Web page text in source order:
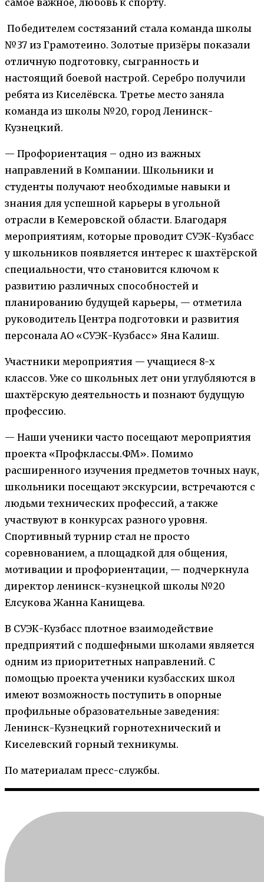
Победителем состязаний стала команда школы
№37 из Грамотеино. Золотые призёры показали
отличную подготовку, сыгранность и
настоящий боевой настрой. Серебро получили
ребята из Киселёвска. Третье место заняла
команда из школы №20, город Ленинск-
Кузнецкий.
— Профориентация – одно из важных
направлений в Компании. Школьники и
студенты получают необходимые навыки и
знания для успешной карьеры в угольной
отрасли в Кемеровской области. Благодаря
мероприятиям, которые проводит СУЭК-Кузбасс
у школьников появляется интерес к шахтёрской
специальности, что становится ключом к
развитию различных способностей и
планированию будущей карьеры, — отметила
руководитель Центра подготовки и развития
персонала АО «СУЭК-Кузбасс» Яна Калиш.
Участники мероприятия — учащиеся 8-х
классов. Уже со школьных лет они углубляются в
шахтёрскую деятельность и познают будущую
профессию.
— Наши ученики часто посещают мероприятия
проекта «Профклассы.ФМ». Помимо
расширенного изучения предметов точных наук,
школьники посещают экскурсии, встречаются с
людьми технических профессий, а также
участвуют в конкурсах разного уровня.
Спортивный турнир стал не просто
соревнованием, а площадкой для общения,
мотивации и профориентации, — подчеркнула
директор ленинск-кузнецкой школы №20
Елсукова Жанна Канищева.
В СУЭК-Кузбасс плотное взаимодействие
предприятий с подшефными школами является
одним из приоритетных направлений. С
помощью проекта ученики кузбасских школ
имеют возможность поступить в опорные
профильные образовательные заведения:
Ленинск-Кузнецкий горнотехнический и
Киселевский горный техникумы.
По материалам пресс-службы.